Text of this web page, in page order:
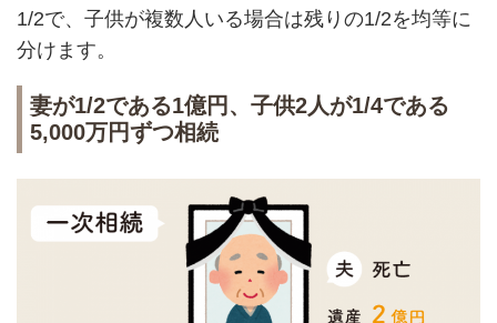
1/2で、子供が複数人いる場合は残りの1/2を均等に
分けます。
妻が1/2である1億円、子供2人が1/4である
5,000万円ずつ相続